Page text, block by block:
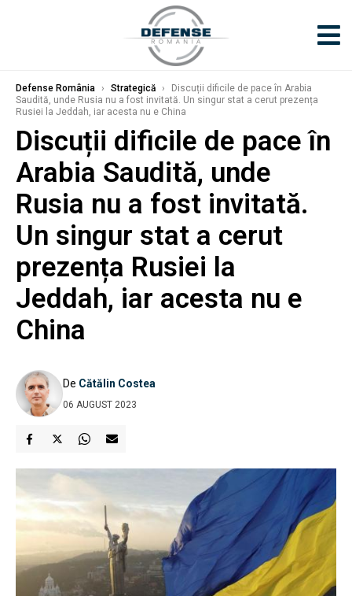
Defense România › Strategică ›
Discuții dificile de pace în Arabia
Saudită, unde Rusia nu a fost invitată. Un singur stat a cerut prezența
Rusiei la Jeddah, iar acesta nu e China
Discuții dificile de pace în
Arabia Saudită, unde
Rusia nu a fost invitată.
Un singur stat a cerut
prezența Rusiei la
Jeddah, iar acesta nu e
China
De Cătălin Costea
06 AUGUST 2023